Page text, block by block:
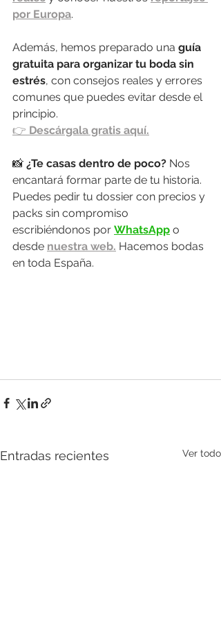
por Europa.
Además, hemos preparado una guía
gratuita para organizar tu boda sin
estrés, con consejos reales y errores
comunes que puedes evitar desde el
principio.
👉 Descárgala gratis aquí.
📸 ¿Te casas dentro de poco? Nos
encantará formar parte de tu historia.
Puedes pedir tu dossier con precios y
packs sin compromiso
escribiéndonos por WhatsApp o
desde nuestra web. Hacemos bodas
en toda España.
Entradas recientes Ver todo